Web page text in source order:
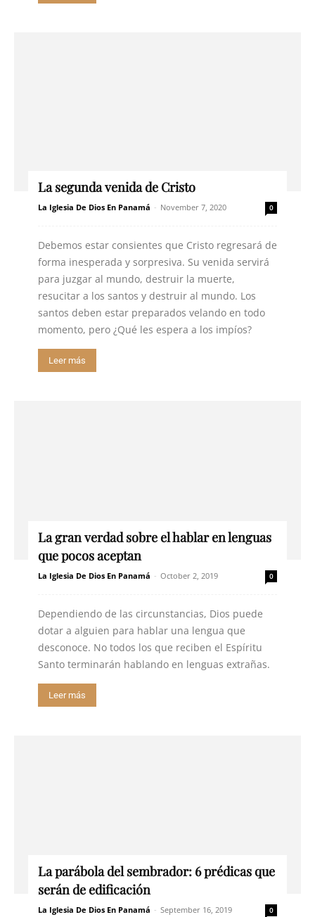
La segunda venida de Cristo
La Iglesia De Dios En Panamá - November 7, 2020 0
Debemos estar consientes que Cristo regresará de
forma inesperada y sorpresiva. Su venida servirá
para juzgar al mundo, destruir la muerte,
resucitar a los santos y destruir al mundo. Los
santos deben estar preparados velando en todo
momento, pero ¿Qué les espera a los impíos?
Leer más
La gran verdad sobre el hablar en lenguas
que pocos aceptan
La Iglesia De Dios En Panamá - October 2, 2019 0
Dependiendo de las circunstancias, Dios puede
dotar a alguien para hablar una lengua que
desconoce. No todos los que reciben el Espíritu
Santo terminarán hablando en lenguas extrañas.
Leer más
La parábola del sembrador: 6 prédicas que
serán de edificación
La Iglesia De Dios En Panamá - September 16, 2019 0